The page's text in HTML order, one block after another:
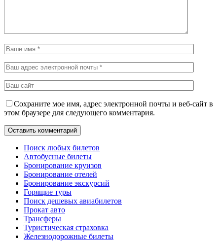
Сохраните мое имя, адрес электронной почты и веб-сайт в
этом браузере для следующего комментария.
Поиск любых билетов
Автобусные билеты
Бронирование круизов
Бронирование отелей
Бронирование экскурсий
Горящие туры
Поиск дешевых авиабилетов
Прокат авто
Трансферы
Туристическая страховка
Железнодорожные билеты